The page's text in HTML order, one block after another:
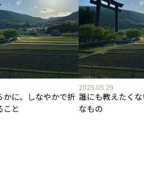
かに、しなやかで折
こと
2025.05.29
誰にも教えたく
なもの